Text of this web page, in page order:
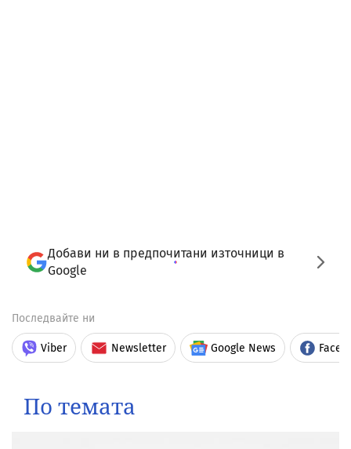
Добави ни в предпочитани източници в
Google
Последвайте ни
Viber Newsletter Google News
По темата